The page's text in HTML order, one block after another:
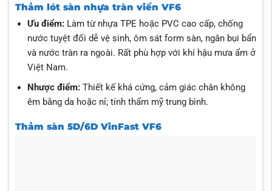
Thảm lót sàn nhựa tràn viền VF6
Ưu điểm:Làm từ nhựa TPE hoặc PVC cao cấp, chống
nước tuyệt đối dễ vệ sinh, ôm sát form sàn, ngăn bụi bẩn
và nước tràn ra ngoài. Rất phù hợp với khí hậu mưa ẩm ở
Việt Nam.
Nhược điểm: Thiết kế khá cứng, cảm giác chân không
êm bằng da hoặc nỉ; tính thẩm mỹ trung bình.
Thảm sàn 5D/6D VinFast VF6